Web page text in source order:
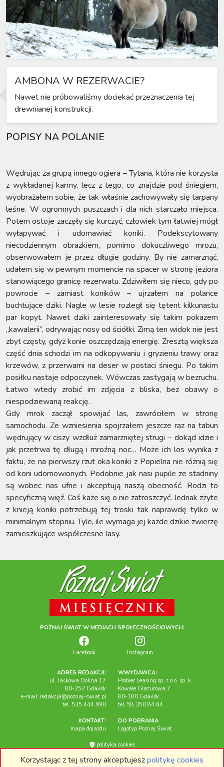
AMBONA W REZERWACIE?
Nawet nie próbowaliśmy dociekać przeznaczenia tej
drewnianej konstrukcji.
POPISY NA POLANIE
Wędrując za grupą innego ogiera – Tytana, która nie korzysta
z wykładanej karmy, lecz z tego, co znajdzie pod śniegiem,
wyobrażałem sobie, że tak właśnie zachowywały się tarpany
leśne. W ogromnych puszczach i dla nich starczało miejsca.
Potem ostoje zaczęły się kurczyć, człowiek tym łatwiej mógł
wyłapywać i udomawiać koniki. Podekscytowany
niecodziennym obrazkiem, pomimo dokuczliwego mrozu,
obserwowałem je przez długie godziny. By nie zamarznąć,
udałem się w pewnym momencie na spacer w stronę jeziora
stanowiącego granicę rezerwatu. Zdziwiłem się nieco, gdy po
powrocie – zamiast koników – ujrzałem na polance
buchtujące dziki. Nagle w lesie rozległ się tętent kilkunastu
par kopyt. Nawet dziki zainteresowały się takim pokazem
„kawalerii”, odrywając nosy od ściółki. Zimą ten widok nie jest
zbyt częsty, gdyż konie oszczędzają energię. Zresztą większa
część dnia schodzi im na odkopywaniu i gryzieniu trawy oraz
krzewów, z przerwami na deser w postaci śniegu. Po takim
posiłku nastaje odpoczynek. Wówczas zastygają w bezruchu.
Łatwo wtedy zrobić im zdjęcia z bliska, bez obawy o
niespodziewaną reakcję.
Gdy mrok zaczął spowijać las, zawróciłem w stronę
samochodu. Ze wzniesienia spojrzałem jeszcze raz na tabun
wędrujący w ciszy wzdłuż zamarzniętej strugi – dokąd idzie i
jak przetrwa tę długą i mroźną noc… Może ich los wynika z
faktu, że na pierwszy rzut oka koniki z Popielna nie różnią się
od koni udomowionych. Podobnie jak nasi pupile ze stadniny
są wobec nas ufne i akceptują naszą obecność. Rodzi to
specyficzną więź. Coś każe się o nie zatroszczyć. Jednak zżyte
z knieją koniki potrzebują tej troski tak naprawdę tylko w
minimalnym stopniu. Tyle, ile wymaga jej każde dzikie zwierzę
zamieszkujące współczesne lasy.
POZNAJ ŚWIAT W MEDIACH SPOŁECZNOŚCIOWYCH:
Facebook Instagram
ADRES REDAKCJI:
ul. Jaśkowa Dolina 17
80-252 Gdańsk
e-mail: redakcja@poznaj-swiat.pl
tel. 535 444 990
KONTAKT:
mapa dojazdu
WWYDAWCA:
Probier Leasing sp. z o.o. sp. k.
Kowale Glazurowa 7
80-180 Gdańsk
tel. 58 350 84 64
DO POBRANIA
Logotyp Poznaj Świat
polityka cookies
Korzystając z tej strony akceptujeszpolitykę cookies